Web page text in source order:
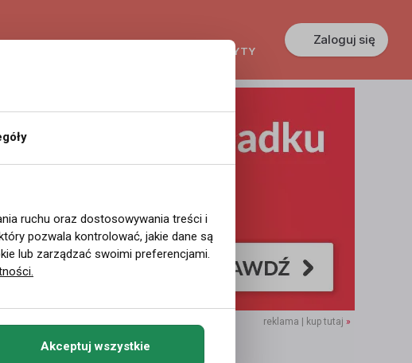
KREDYTY
Zaloguj się
reklama | kup tutaj »
ruchu oraz dostosowywania treści i
pozwala kontrolować, jakie dane są
lub zarządzać swoimi preferencjami.
Akceptuj wszystkie